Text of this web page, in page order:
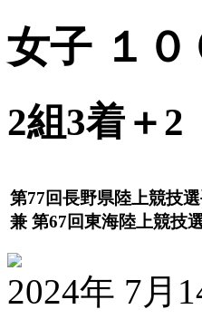
女子 １０
2組3着＋2
第77回長野県陸上競技
兼 第67回東海陸上競技
2024年 7月